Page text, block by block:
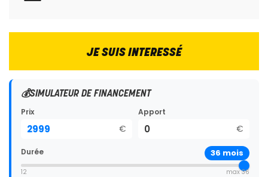
JE SUIS INTERESSÉ
💰SIMULATEUR DE FINANCEMENT
Prix
€
Apport
€
Durée 36 mois
12 max 36